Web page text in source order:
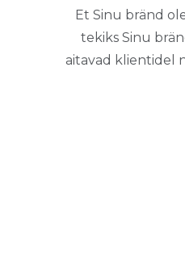
Et Sinu bränd
tekiks Sinu
aitavad klientidel